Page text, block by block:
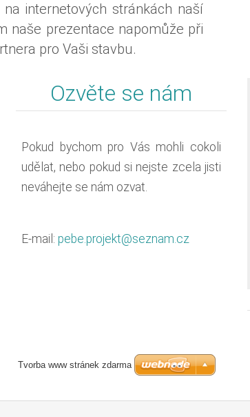
internetových stránkách naší
naše prezentace napomůže při
pro Vaši stavbu.
Ozvěte se nám
Pokud bychom pro Vás mohli cokoli
udělat, nebo pokud si nejste zcela jisti
neváhejte se nám ozvat.
E-mail: pebe.projekt@seznam.cz
Tvorba www stránek zdarma